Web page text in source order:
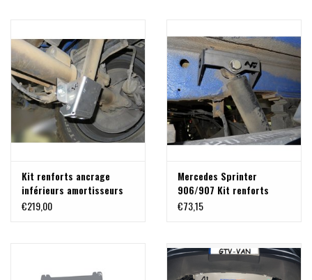
Kit renforts ancrage
inférieurs amortisseurs
€219,00
Mercedes Sprinter
906/907 Kit renforts
ancrage supérieure
€73,15